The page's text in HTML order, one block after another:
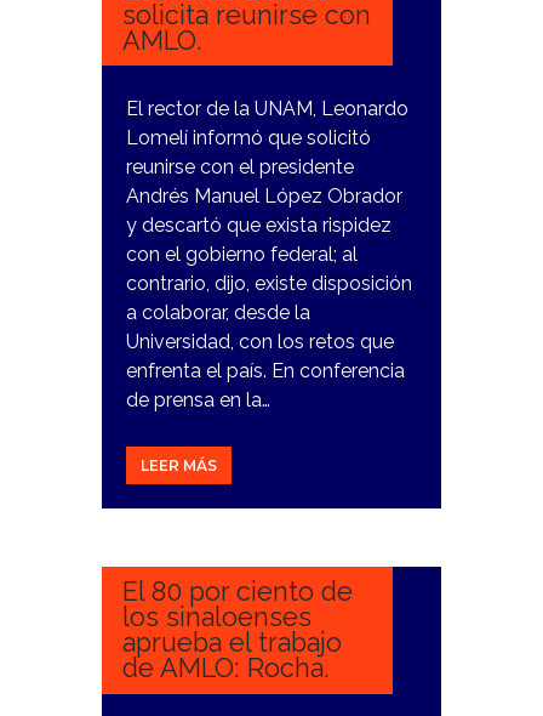
solicita reunirse con
AMLO.
El rector de la UNAM, Leonardo
Lomelí informó que solicitó
reunirse con el presidente
Andrés Manuel López Obrador
y descartó que exista rispidez
con el gobierno federal; al
contrario, dijo, existe disposición
a colaborar, desde la
Universidad, con los retos que
enfrenta el país. En conferencia
de prensa en la…
LEER MÁS
14
El 80 por ciento de
los sinaloenses
aprueba el trabajo
de AMLO: Rocha.